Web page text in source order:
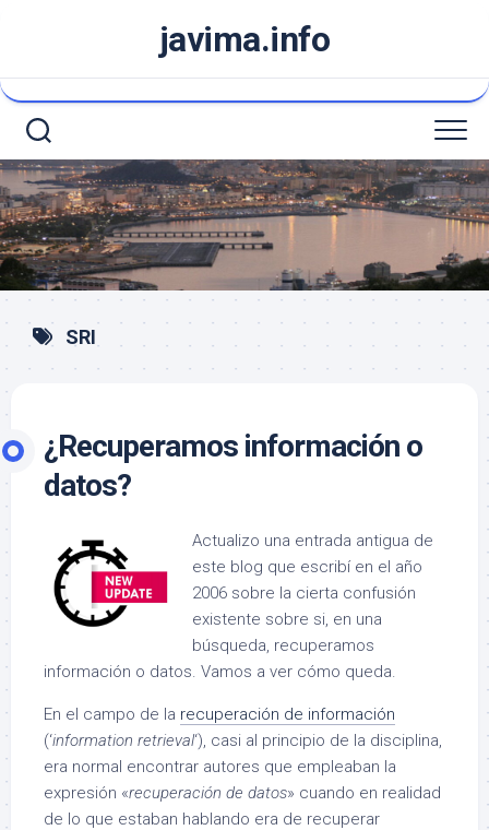
javima.info
SRI
¿Recuperamos información o
datos?
Actualizo una entrada antigua de
este blog que escribí en el año
2006 sobre la cierta confusión
existente sobre si, en una
búsqueda, recuperamos
información o datos. Vamos a ver cómo queda.
En el campo de la recuperación de información
(‘information retrieval‘), casi al principio de la disciplina,
era normal encontrar autores que empleaban la
expresión «recuperación de datos» cuando en realidad
de lo que estaban hablando era de recuperar